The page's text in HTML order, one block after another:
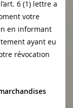
6 (1) lettre a
votre
en informant
ayant eu
révocation